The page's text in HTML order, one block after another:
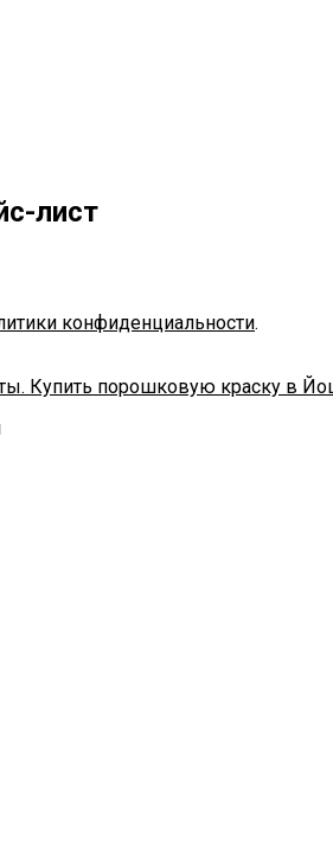
лист
конфиденциальности.